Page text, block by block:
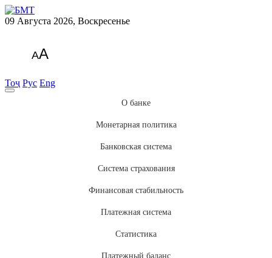
09 Августа 2026, Воскресенье
AA
Тоҷ Рус Eng
О банке
Монетарная политика
Банковская система
Система страхования
Финансовая стабильность
Платежная система
Статистика
Платежный баланс